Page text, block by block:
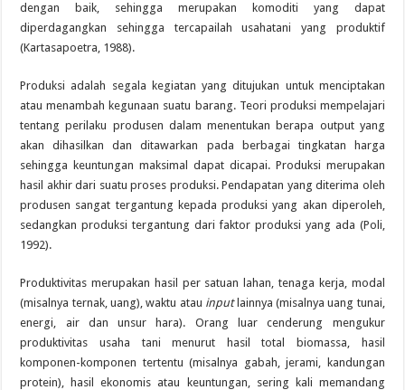
dengan baik, sehingga merupakan komoditi yang dapat
diperdagangkan sehingga tercapailah usahatani yang produktif
(Kartasapoetra, 1988).
Produksi adalah segala kegiatan yang ditujukan untuk menciptakan
atau menambah kegunaan suatu barang. Teori produksi mempelajari
tentang perilaku produsen dalam menentukan berapa output yang
akan dihasilkan dan ditawarkan pada berbagai tingkatan harga
sehingga keuntungan maksimal dapat dicapai. Produksi merupakan
hasil akhir dari suatu proses produksi. Pendapatan yang diterima oleh
produsen sangat tergantung kepada produksi yang akan diperoleh,
sedangkan produksi tergantung dari faktor produksi yang ada (Poli,
1992).
Produktivitas merupakan hasil per satuan lahan, tenaga kerja, modal
(misalnya ternak, uang), waktu atau inputlainnya (misalnya uang tunai,
energi, air dan unsur hara). Orang luar cenderung mengukur
produktivitas usaha tani menurut hasil total biomassa, hasil
komponen-komponen tertentu (misalnya gabah, jerami, kandungan
protein), hasil ekonomis atau keuntungan, sering kali memandang